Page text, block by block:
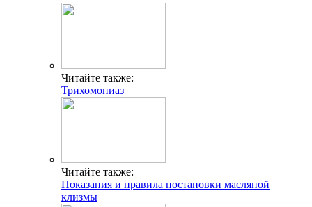
Читайте также:
Трихомониаз
Читайте также:
Показания и правила постановки масляной
клизмы